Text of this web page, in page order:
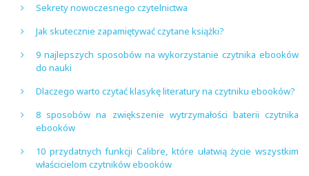
Sekrety nowoczesnego czytelnictwa
Jak skutecznie zapamiętywać czytane książki?
9 najlepszych sposobów na wykorzystanie czytnika ebooków
do nauki
Dlaczego warto czytać klasykę literatury na czytniku ebooków?
8 sposobów na zwiększenie wytrzymałości baterii czytnika
ebooków
10 przydatnych funkcji Calibre, które ułatwią życie wszystkim
właścicielom czytników ebooków